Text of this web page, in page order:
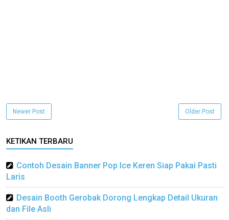
Newer Post Older Post
KETIKAN TERBARU
Contoh Desain Banner Pop Ice Keren Siap Pakai Pasti
Laris
Desain Booth Gerobak Dorong Lengkap Detail Ukuran
dan File Asli